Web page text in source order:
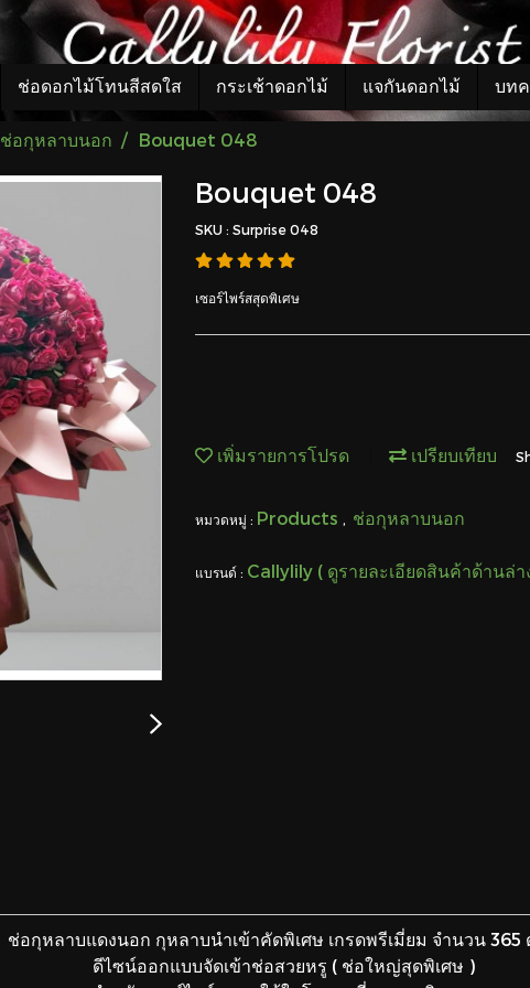
ช่อดอกไม้โทนสีสดใส กระเช้าดอกไม้ แจกันดอกไม้ บท
ช่อกุหลาบนอก Bouquet 048
Bouquet 048
SKU : Surprise 048
เซอร์ไพร์สสุดพิเศษ
เพิ่มรายการโปรด เปรียบเทียบ
หมวดหมู่ : Products , ช่อกุหลาบนอก
แบรนด์ : Callylily ( ดูรายละเอียดสินค้าด้านล่า
ช่อกุหลาบแดงนอก กุหลาบนำเข้าคัดพิเศษ เกรดพรีเมี่ยม จำนวน 365
ดีไซน์ออกแบบจัดเข้าช่อสวยหรู ( ช่อใหญ่สุดพิเศษ )